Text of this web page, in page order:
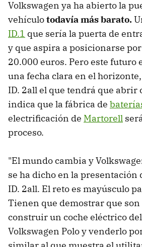
Volkswagen ya ha abierto la
vehículotodavía más barato.
ID.1 que sería la puerta de
y que aspira a posicionarse
20.000 euros. Pero este futuro
una fecha clara en el
ID. 2all el que tendrá que abrir
indica que la fábrica de
electrificación de Martorell
proceso.
"El mundo cambia y
se ha dicho en la presentación
ID. 2all. El reto es mayúsculo
Tienen que demostrar que son
construir un coche eléctrico
Volkswagen Polo y venderlo